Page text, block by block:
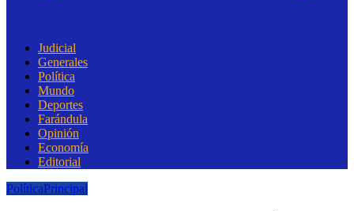
Judicial
Generales
Política
Mundo
Deportes
Farándula
Opinión
Economía
Editorial
PolíticaPrincipal